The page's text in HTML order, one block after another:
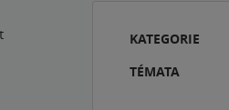
KATEGORIE
TÉMATA